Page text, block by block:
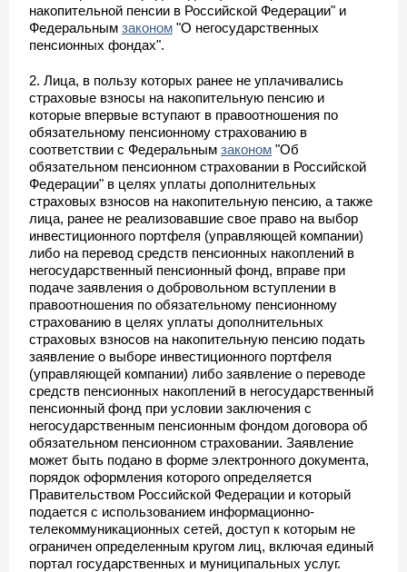
накопительной пенсии в Российской Федерации" и
Федеральным законом "О негосударственных
пенсионных фондах".
2. Лица, в пользу которых ранее не уплачивались
страховые взносы на накопительную пенсию и
которые впервые вступают в правоотношения по
обязательному пенсионному страхованию в
соответствии с Федеральным законом "Об
обязательном пенсионном страховании в Российской
Федерации" в целях уплаты дополнительных
страховых взносов на накопительную пенсию, а также
лица, ранее не реализовавшие свое право на выбор
инвестиционного портфеля (управляющей компании)
либо на перевод средств пенсионных накоплений в
негосударственный пенсионный фонд, вправе при
подаче заявления о добровольном вступлении в
правоотношения по обязательному пенсионному
страхованию в целях уплаты дополнительных
страховых взносов на накопительную пенсию подать
заявление о выборе инвестиционного портфеля
(управляющей компании) либо заявление о переводе
средств пенсионных накоплений в негосударственный
пенсионный фонд при условии заключения с
негосударственным пенсионным фондом договора об
обязательном пенсионном страховании. Заявление
может быть подано в форме электронного документа,
порядок оформления которого определяется
Правительством Российской Федерации и который
подается с использованием информационно-
телекоммуникационных сетей, доступ к которым не
ограничен определенным кругом лиц, включая единый
портал государственных и муниципальных услуг.